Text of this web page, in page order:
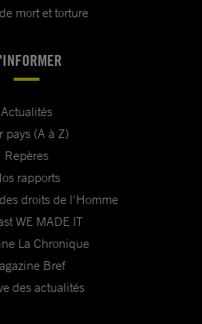
mort et torture
Actualités
pays (A à Z)
Repères
rapports
droits de l'Homme
WE MADE IT
La Chronique
Bref
des actualités